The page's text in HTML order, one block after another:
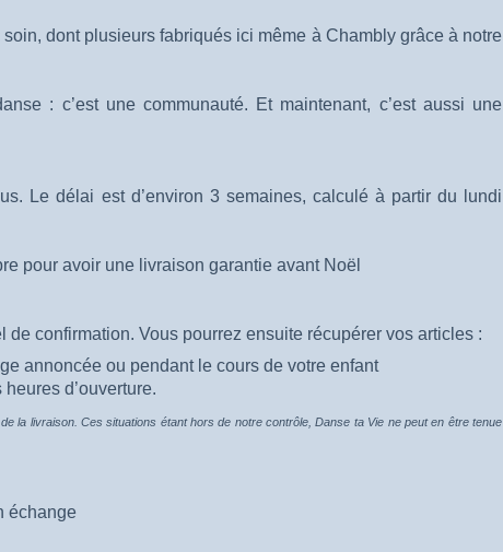
dont plusieurs fabriqués ici même à Chambly grâce à notre
: c’est une communauté. Et maintenant, c’est aussi une
Le délai est d’environ 3 semaines, calculé à partir du lundi
pour avoir une livraison garantie avant Noël
confirmation. Vous pourrez ensuite récupérer vos articles :
annoncée ou pendant le cours de votre enfant
d’ouverture.
la livraison. Ces situations étant hors de notre contrôle, Danse ta Vie ne peut en être tenue
échange